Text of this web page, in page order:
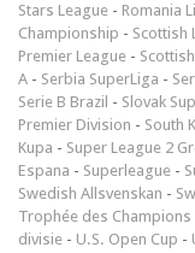
Stars League - Romania
Championship - Scottish
Premier League -
A - Serbia SuperLiga -
Serie B Brazil - Slovak
Premier Division - South
Kupa - Super League 2
Espana - Superleague -
Swedish Allsvenskan -
Trophée des Champions
divisie - U.S. Open Cup -